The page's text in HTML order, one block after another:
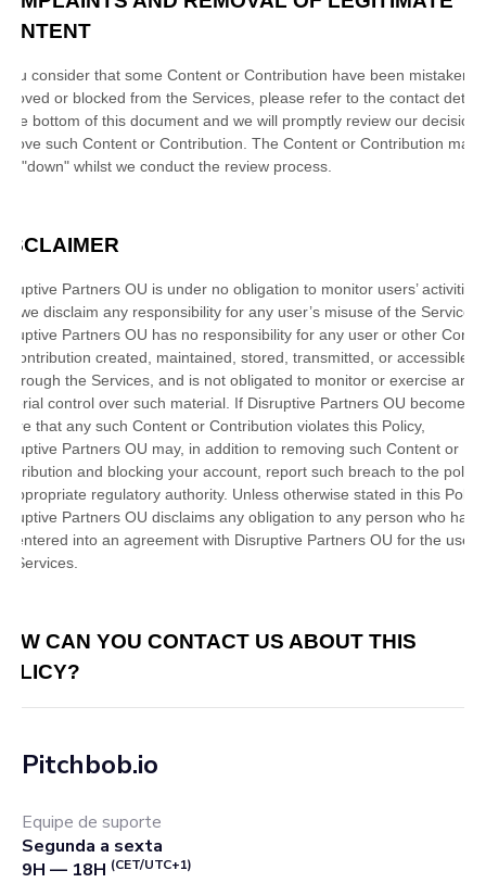
Pitchbob.io
Equipe de suporte
Segunda a sexta
9H — 18H (CET/UTC+1)